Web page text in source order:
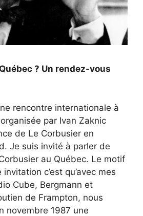
? Un rendez-vous
rencontre internationale à
par Ivan Zaknic
de Le Corbusier en
Je suis invité à parler de
au Québec. Le motif
c’est qu’avec mes
Cube, Bergmann et
de Frampton, nous
novembre 1987 une